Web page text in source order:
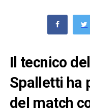
Il tecnico
Spalletti ha
del match